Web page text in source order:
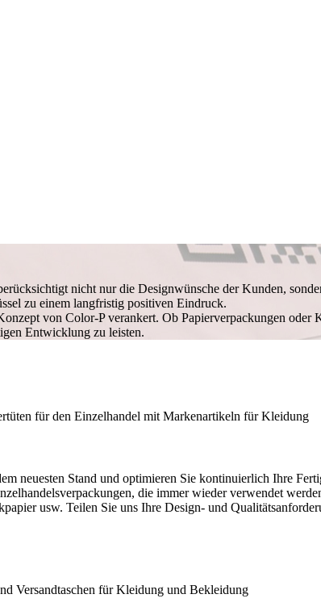
nicht nur die Designwünsche der Kunden,
zu einem langfristig positiven Eindruck.
von Color-P verankert. Ob Papierverpackungen
Entwicklung zu leisten.
neuesten Stand und optimieren Sie kontinuierlich Ihre
die immer wieder verwendet
usw. Teilen Sie uns Ihre Design- und